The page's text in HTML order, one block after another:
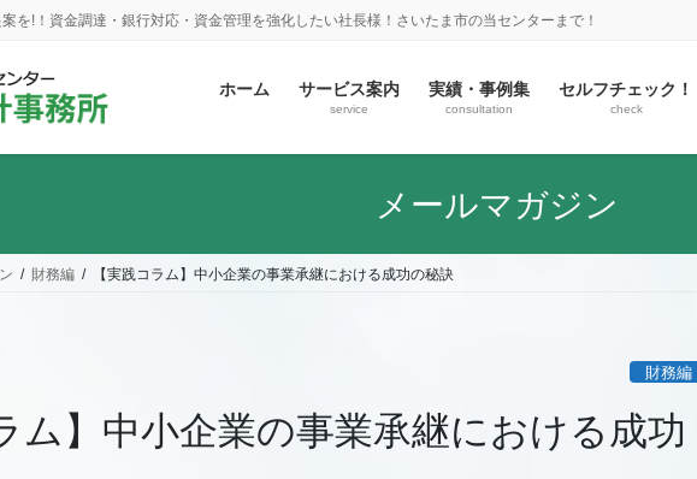
を!！資金調達・銀行対応・資金管理を強化したい社長様！さいたま市の当センターまで！
ホーム サービス案内
service
実績・事例集
consultation
セルフチェック！
check
メールマガジン
財務編 【実践コラム】中小企業の事業承継における成功の秘訣
財務編
ム】中小企業の事業承継における成功